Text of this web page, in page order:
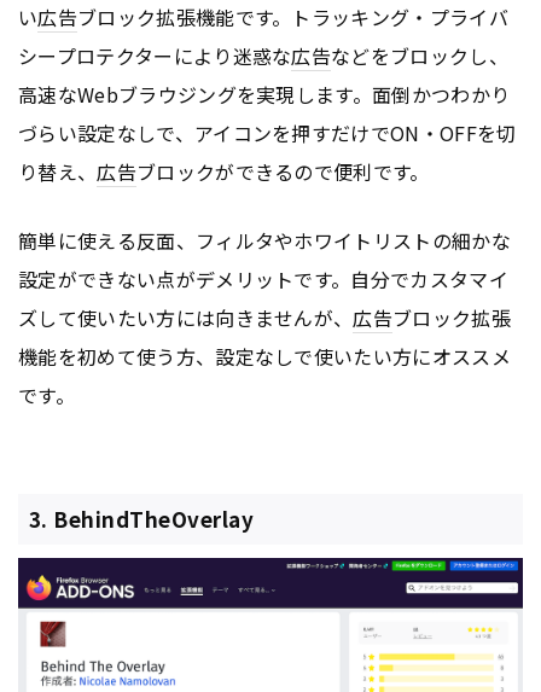
い広告ブロック拡張機能です。トラッキング・プライバ
シープロテクターにより迷惑な広告などをブロックし、
高速なWebブラウジングを実現します。面倒かつわかり
づらい設定なしで、アイコンを押すだけでON・OFFを切
り替え、 広告ブロックができるので便利です。
簡単に使える反面、フィルタやホワイトリストの細かな
設定ができない点がデメリットです。自分でカスタマイ
ズして使いたい方には向きませんが、 広告ブロック拡張
機能を初めて使う方、設定なしで使いたい方にオススメ
です。
3. BehindTheOverlay